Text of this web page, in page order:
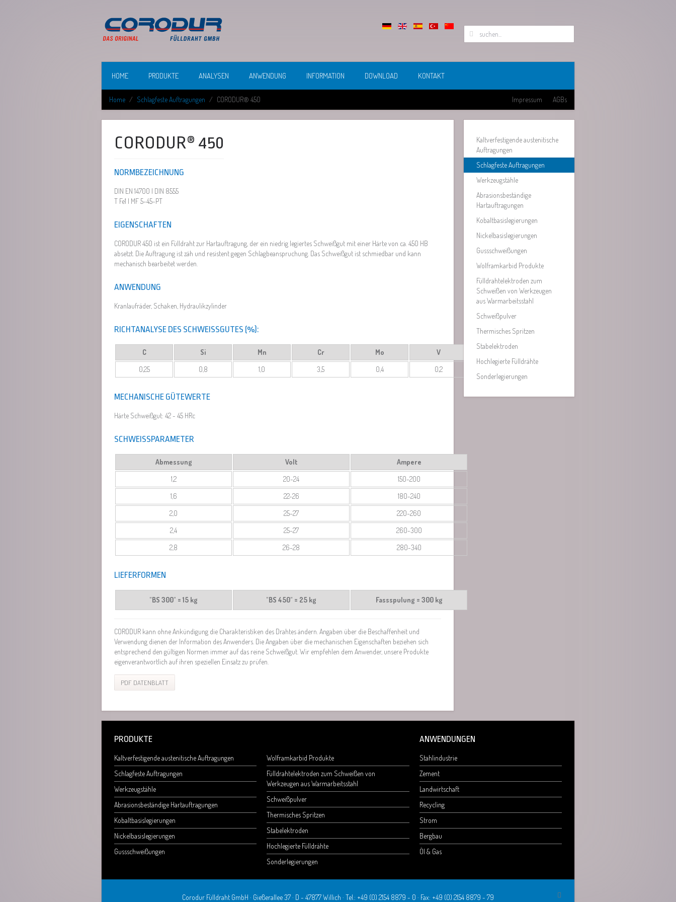
HOME PRODUKTE ANALYSEN ANWENDUNG INFORMATION DOWNLOAD KONTAKT
Home Schlagfeste Auftragungen CORODUR® 450 Impressum AGBs
CORODUR® 450
NORMBEZEICHNUNG
DIN EN 14700 | DIN 8555
T Fe1 | MF 5-45-PT
EIGENSCHAFTEN
CORODUR 450 ist ein Fülldraht zur Hartauftragung, der ein niedrig legiertes Schweißgut mit einer Härte von ca. 450 HB
absetzt. Die Auftragung ist zäh und resistent gegen Schlagbeanspruchung. Das Schweißgut ist schmiedbar und kann
mechanisch bearbeitet werden.
ANWENDUNG
Kranlaufräder, Schaken, Hydraulikzylinder
RICHTANALYSE DES SCHWEISSGUTES (%):
C Si Mn Cr Mo
V
0,25
0,8 1,0 3,5 0,4 0,2
MECHANISCHE GÜTEWERTE
Härte Schweißgut: 42 - 45 HRc
SCHWEISSPARAMETER
Abmessung Volt
Ampere
1,2
20-24
150-200
1,6
22-26
180-240
2,0
25-27
220-260
2,4
25-27
260-300
2,8
26-28 280-340
LIEFERFORMEN
"BS 300" = 15 kg "BS 450" = 25 kg Fassspulung = 300 kg
CORODUR kann ohne Ankündigung die Charakteristiken des Drahtes ändern. Angaben über die Beschaffenheit und
Verwendung dienen der Information des Anwenders. Die Angaben über die mechanischen Eigenschaften beziehen sich
entsprechend den gültigen Normen immer auf das reine Schweißgut. Wir empfehlen dem Anwender, unsere Produkte
eigenverantwortlich auf ihren speziellen Einsatz zu prüfen.
PDF DATENBLATT
Kaltverfestigende austenitische
Auftragungen
Schlagfeste Auftragungen
Werkzeugstähle
Abrasionsbeständige
Hartauftragungen
Kobaltbasislegierungen
Nickelbasislegierungen
Gussschweißungen
Wolframkarbid Produkte
Fülldrahtelektroden zum
Schweißen von Werkzeugen
aus Warmarbeitsstahl
Schweißpulver
Thermisches Spritzen
Stabelektroden
Hochlegierte Fülldrähte
Sonderlegierungen
PRODUKTE
Kaltverfestigende austenitische Auftragungen
Schlagfeste Auftragungen
Werkzeugstähle
Abrasionsbeständige Hartauftragungen
Kobaltbasislegierungen
Nickelbasislegierungen
Gussschweißungen
Wolframkarbid Produkte
Fülldrahtelektroden zum Schweißen von
Werkzeugen aus Warmarbeitsstahl
Schweißpulver
Thermisches Spritzen
Stabelektroden
Hochlegierte Fülldrähte
Sonderlegierungen
ANWENDUNGEN
Stahlindustrie
Zement
Landwirtschaft
Recycling
Strom
Bergbau
Öl & Gas
Corodur Fülldraht GmbH · Gießerallee 37 · D - 47877 Willich · Tel.: +49 (0) 2154 8879 - 0 · Fax: +49 (0) 2154 8879 - 79